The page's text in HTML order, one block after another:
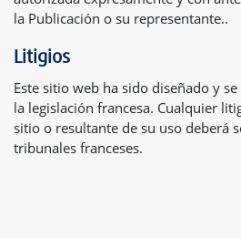
la Publicación o su representante..
Litigios
Este sitio web ha sido diseñado y
la legislación francesa. Cualquier
sitio o resultante de su uso deberá
tribunales franceses.